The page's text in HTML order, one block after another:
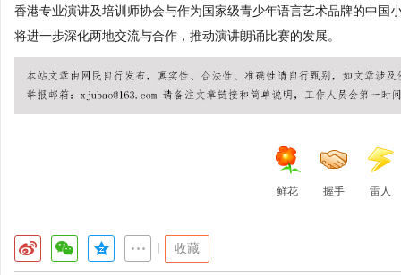
香港专业演讲及培训师协会与作为国家级青少年语言艺术品牌的中国
将进一步深化两地交流与合作，推动演讲朗诵比赛的发展。
鲜花 握手 雷人
收藏